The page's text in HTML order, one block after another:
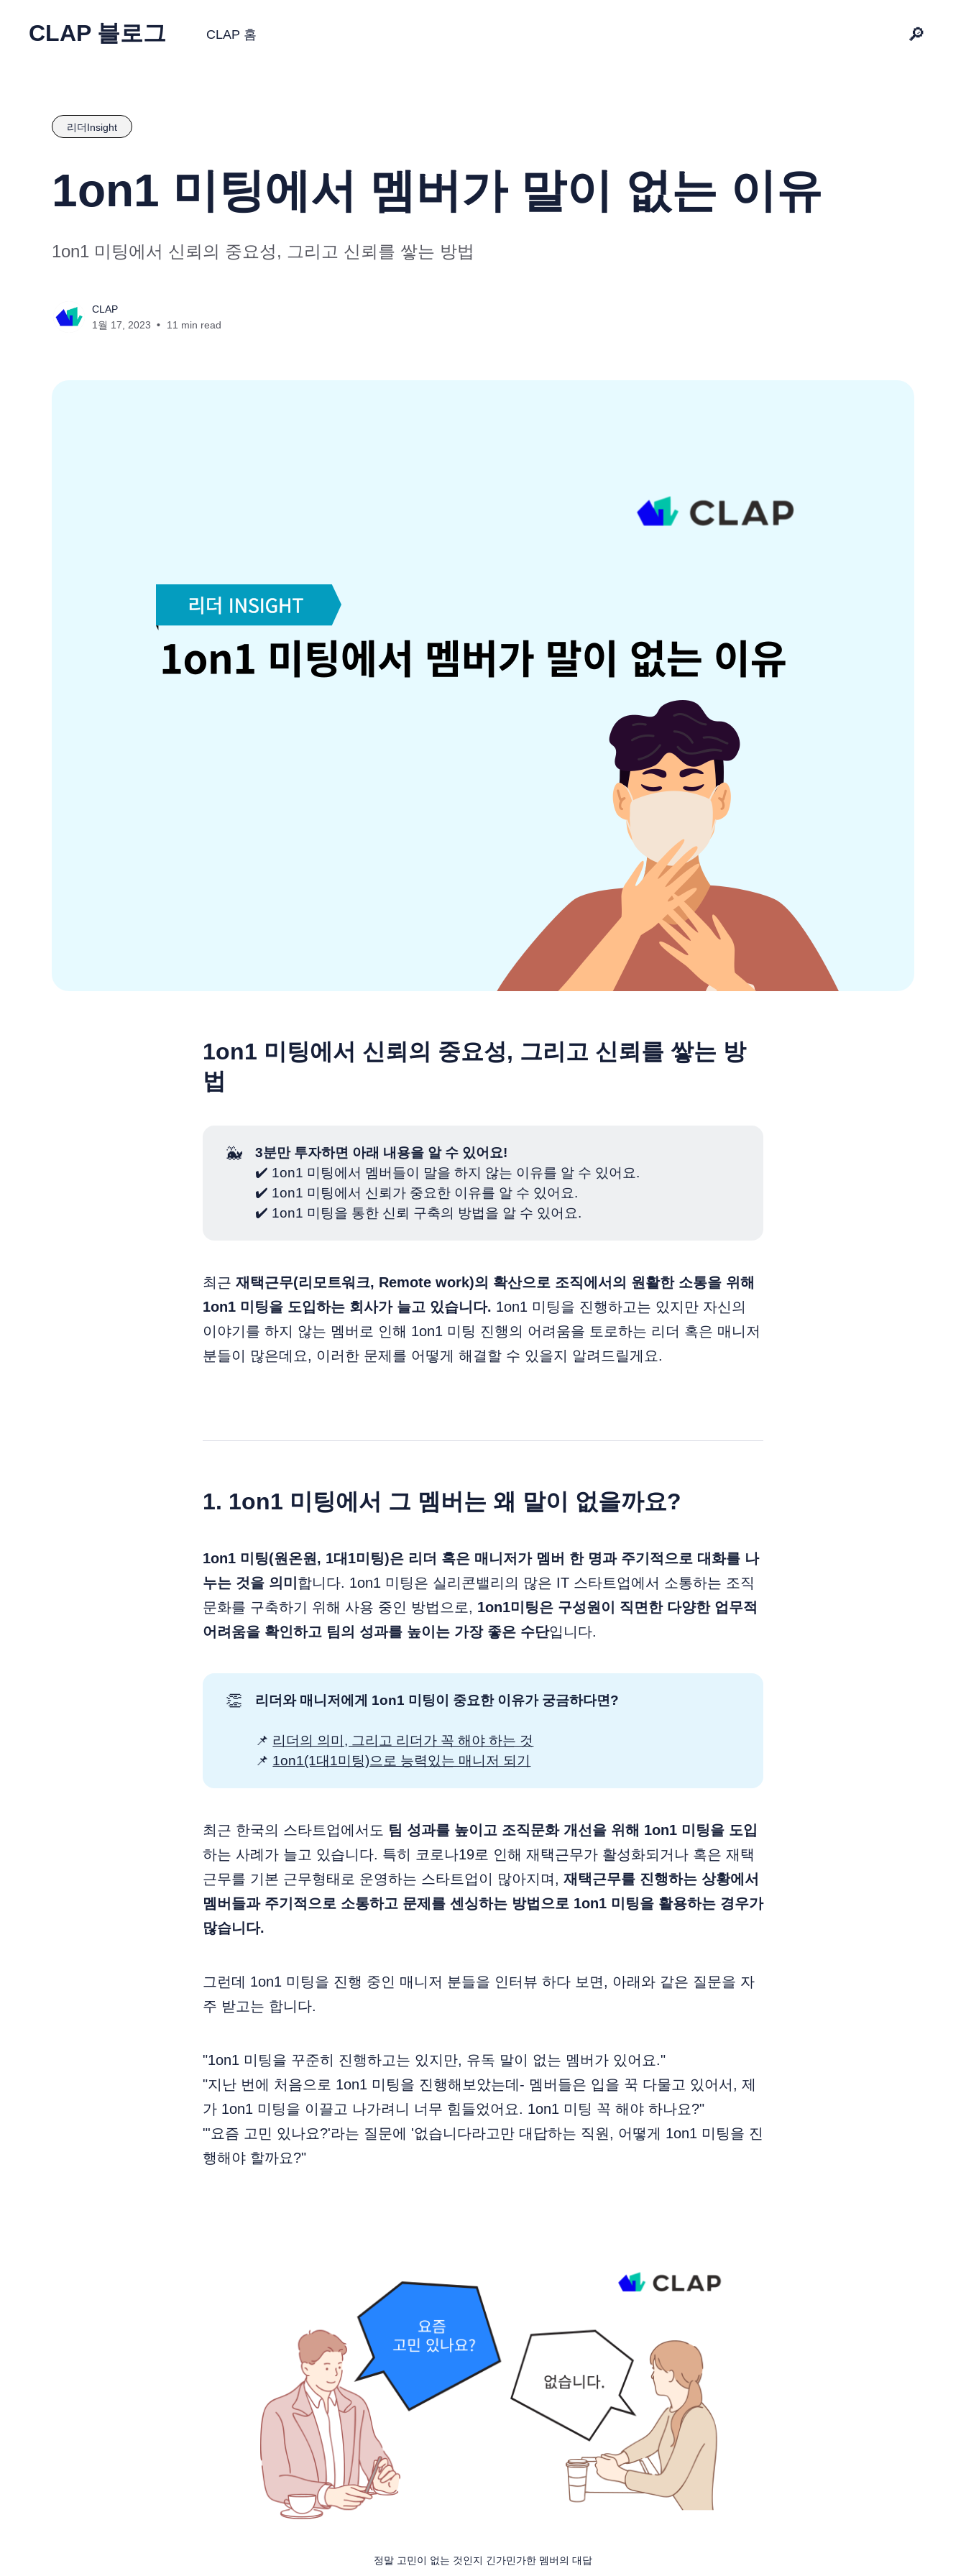
CLAP 블로그 CLAP 홈 🔎
리더Insight
1on1 미팅에서 멤버가 말이 없는 이유
1on1 미팅에서 신뢰의 중요성, 그리고 신뢰를 쌓는 방법
CLAP
1월 17, 2023
11 min read
1on1 미팅에서 신뢰의 중요성, 그리고 신뢰를 쌓는 방
법
🐳
3분만 투자하면 아래 내용을 알 수 있어요!
✔️ 1on1 미팅에서 멤버들이 말을 하지 않는 이유를 알 수 있어요.
✔️ 1on1 미팅에서 신뢰가 중요한 이유를 알 수 있어요.
✔️ 1on1 미팅을 통한 신뢰 구축의 방법을 알 수 있어요.
최근 재택근무(리모트워크, Remote work)의 확산으로 조직에서의 원활한 소통을 위해
1on1 미팅을 도입하는 회사가 늘고 있습니다. 1on1 미팅을 진행하고는 있지만 자신의
이야기를 하지 않는 멤버로 인해 1on1 미팅 진행의 어려움을 토로하는 리더 혹은 매니저
분들이 많은데요, 이러한 문제를 어떻게 해결할 수 있을지 알려드릴게요.
1. 1on1 미팅에서 그 멤버는 왜 말이 없을까요?
1on1 미팅(원온원, 1대1미팅)은 리더 혹은 매니저가 멤버 한 명과 주기적으로 대화를 나
누는 것을 의미 합니다. 1on1 미팅은 실리콘밸리의 많은 IT 스타트업에서 소통하는 조직
문화를 구축하기 위해 사용 중인 방법으로, 1on1미팅은 구성원이 직면한 다양한 업무적
어려움을 확인하고 팀의 성과를 높이는 가장 좋은 수단입니다.
👏 리더와 매니저에게 1on1 미팅이 중요한 이유가 궁금하다면?
📌 리더의 의미, 그리고 리더가 꼭 해야 하는 것
📌 1on1(1대1미팅)으로 능력있는 매니저 되기
최근 한국의 스타트업에서도 팀 성과를 높이고 조직문화 개선을 위해 1on1 미팅을 도입
하는 사례가 늘고 있습니다. 특히 코로나19로 인해 재택근무가 활성화되거나 혹은 재택
근무를 기본 근무형태로 운영하는 스타트업이 많아지며, 재택근무를 진행하는 상황에서
멤버들과 주기적으로 소통하고 문제를 센싱하는 방법으로 1on1 미팅을 활용하는 경우가
많습니다.
그런데 1on1 미팅을 진행 중인 매니저 분들을 인터뷰 하다 보면, 아래와 같은 질문을 자
주 받고는 합니다.
"1on1 미팅을 꾸준히 진행하고는 있지만, 유독 말이 없는 멤버가 있어요."
"지난 번에 처음으로 1on1 미팅을 진행해보았는데- 멤버들은 입을 꾹 다물고 있어서, 제
가 1on1 미팅을 이끌고 나가려니 너무 힘들었어요. 1on1 미팅 꼭 해야 하나요?"
"'요즘 고민 있나요?'라는 질문에 '없습니다라고만 대답하는 직원, 어떻게 1on1 미팅을 진
행해야 할까요?"
정말 고민이 없는 것인지 긴가민가한 멤버의 대답